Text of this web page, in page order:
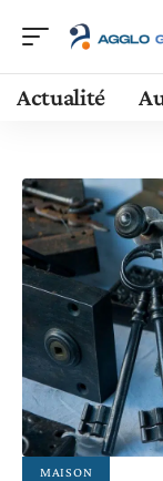
Actualité
MAISON